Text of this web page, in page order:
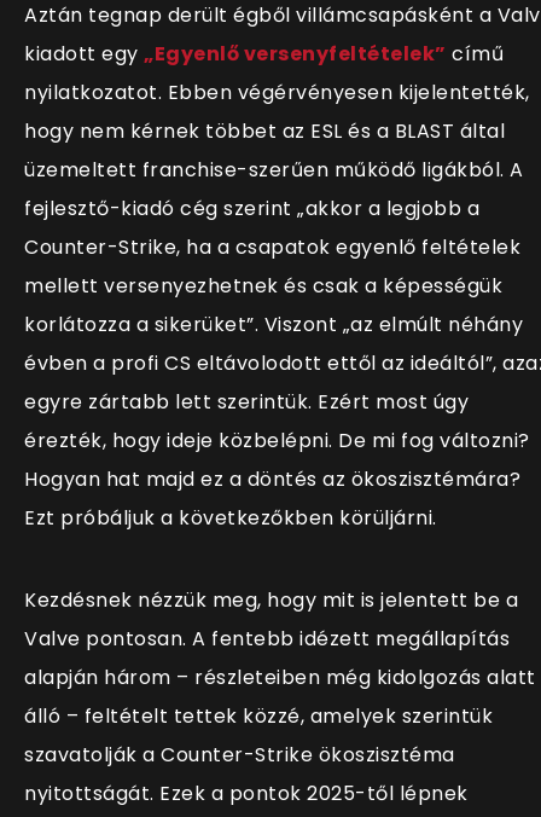
Aztán tegnap derült égből villámcsapásként a
kiadott egy „Egyenlő versenyfeltételek” című
nyilatkozatot. Ebben végérvényesen kijelentették,
hogy nem kérnek többet az ESL és a BLAST által
üzemeltett franchise-szerűen működő ligákból. A
fejlesztő-kiadó cég szerint „akkor a legjobb a
Counter-Strike, ha a csapatok egyenlő feltételek
mellett versenyezhetnek és csak a képességük
korlátozza a sikerüket”. Viszont „az elmúlt néhány
évben a profi CS eltávolodott ettől az ideáltól”,
egyre zártabb lett szerintük. Ezért most úgy
érezték, hogy ideje közbelépni. De mi fog változni?
Hogyan hat majd ez a döntés az ökoszisztémára?
Ezt próbáljuk a következőkben körüljárni.
Kezdésnek nézzük meg, hogy mit is jelentett be a
Valve pontosan. A fentebb idézett megállapítás
alapján három – részleteiben még kidolgozás alatt
álló – feltételt tettek közzé, amelyek szerintük
szavatolják a Counter-Strike ökoszisztéma
nyitottságát. Ezek a pontok 2025-től lépnek